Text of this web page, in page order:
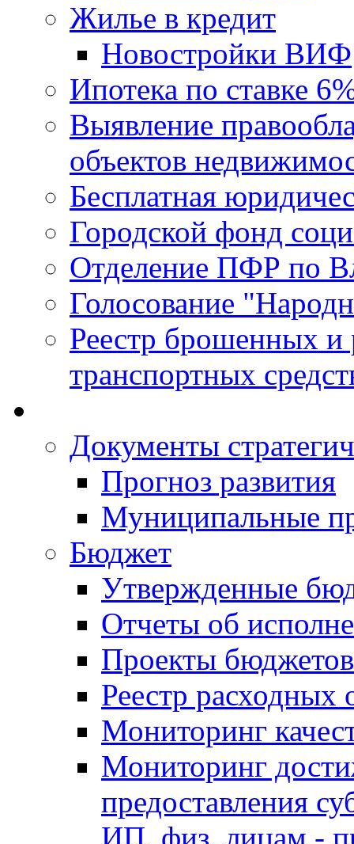
Жилье в кредит
Новостройки ВИФ
Ипотека по ставке
Выявление
объектов
Бесплатная
Городской фонд
Отделение ПФР по
Голосование
Реестр брошенных и
транспортных
Документы
Прогноз развития
Муниципальные
Бюджет
Утвержденные
Отчеты об
Проекты бюджетов
Реестр расходных
Мониторинг
Мониторинг
предоставления